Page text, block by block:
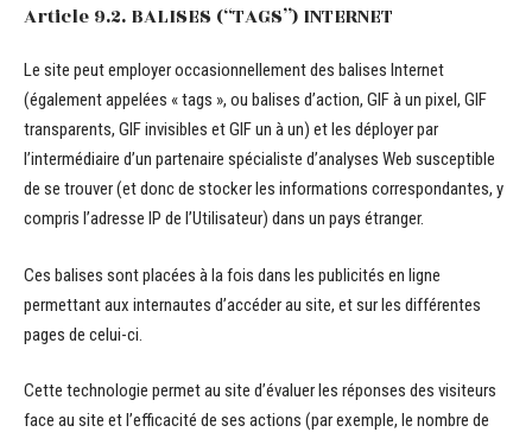
Article 9.2. BALISES (“TAGS”) INTERNET
Le site peut employer occasionnellement des balises Internet
(également appelées « tags », ou balises d’action, GIF à un pixel, GIF
transparents, GIF invisibles et GIF un à un) et les déployer par
l’intermédiaire d’un partenaire spécialiste d’analyses Web susceptible
de se trouver (et donc de stocker les informations correspondantes, y
compris l’adresse IP de l’Utilisateur) dans un pays étranger.
Ces balises sont placées à la fois dans les publicités en ligne
permettant aux internautes d’accéder au site, et sur les différentes
pages de celui-ci.
Cette technologie permet au site d’évaluer les réponses des visiteurs
face au site et l’efficacité de ses actions (par exemple, le nombre de